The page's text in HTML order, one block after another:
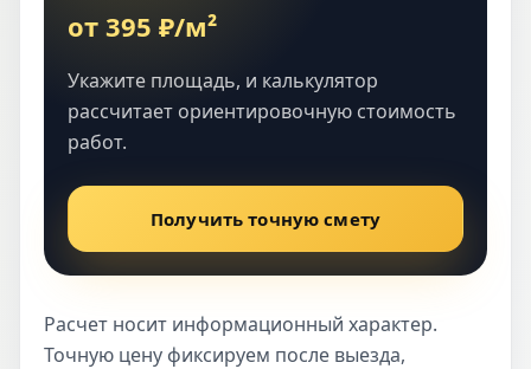
от 395 ₽/м²
Укажите площадь, и калькулятор
рассчитает ориентировочную стоимость
работ.
Получить точную смету
Расчет носит информационный характер.
Точную цену фиксируем после выезда,